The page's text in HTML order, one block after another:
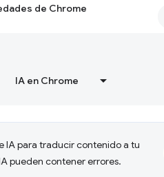
de Chrome
IA en Chrome
IA para traducir contenido a tu
pueden contener errores.